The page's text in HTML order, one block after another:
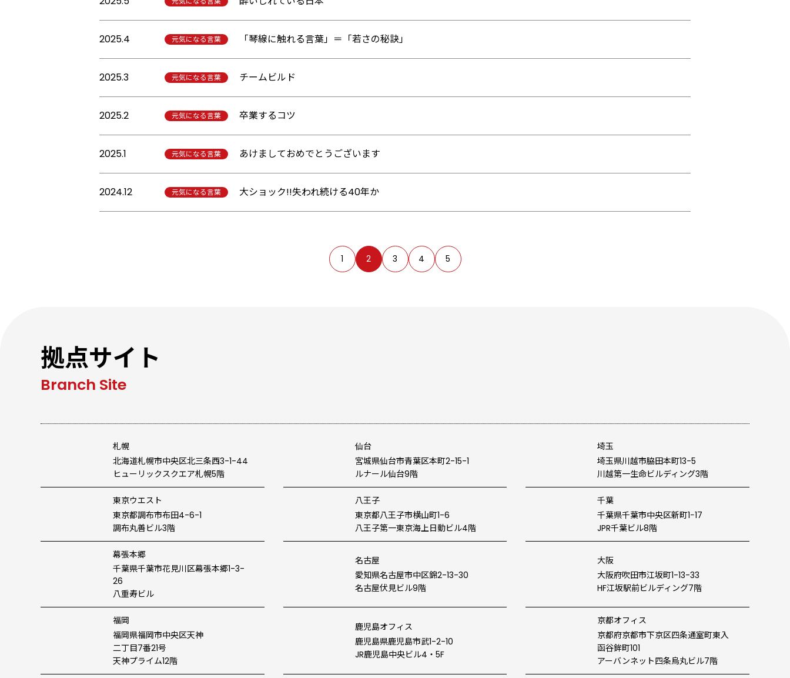
2025.4 元気になる言葉 「琴線に触れる言葉」＝「若さの秘訣」
2025.3 元気になる言葉 チームビルド
2025.2 元気になる言葉 卒業するコツ
2025.1 元気になる言葉 あけましておめでとうございます
2024.12 元気になる言葉 大ショック!!失われ続ける40年か
1 2 3 4 5
拠点サイト
札幌
北海道札幌市中央区北三条西3-1-44
ヒューリックスクエア札幌5階
仙台
宮城県仙台市青葉区本町2-15-1
ルナール仙台9階
埼玉
埼玉県川越市脇田本町13-5
川越第一生命ビルディング3階
東京ウエスト
東京都調布市布田4-6-1
調布丸善ビル3階
八王子
東京都八王子市横山町1-6
八王子第一東京海上日動ビル4階
千葉
千葉県千葉市中央区新町1−17
JPR千葉ビル8階
幕張本郷
千葉県千葉市花見川区幕張本郷1-3-
26
八重寿ビル
名古屋
愛知県名古屋市中区錦2-13-30
名古屋伏見ビル9階
大阪
大阪府吹田市江坂町1-13-33
HF江坂駅前ビルディング7階
福岡
福岡県福岡市中央区天神
二丁目7番21号
天神プライム12階
鹿児島オフィス
鹿児島県鹿児島市武1-2-10
JR鹿児島中央ビル4・5F
京都オフィス
京都府京都市下京区四条通室町東入
函谷鉾町101
アーバンネット四条烏丸ビル7階